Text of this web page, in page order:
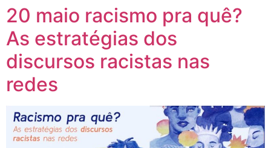
20 maio racismo pra quê?
As estratégias dos
discursos racistas nas
redes